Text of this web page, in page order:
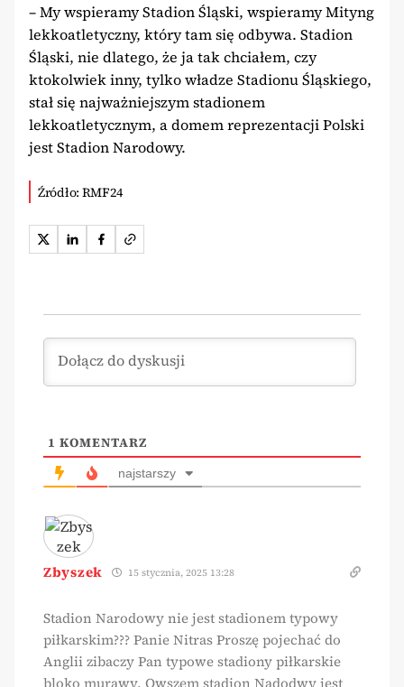
– My wspieramy Stadion Śląski, wspieramy Mityng
lekkoatletyczny, który tam się odbywa. Stadion
Śląski, nie dlatego, że ja tak chciałem, czy
ktokolwiek inny, tylko władze Stadionu Śląskiego,
stał się najważniejszym stadionem
lekkoatletycznym, a domem reprezentacji Polski
jest Stadion Narodowy.
Źródło: RMF24
1 KOMENTARZ
najstarszy
Zbyszek 15 stycznia, 2025 13:28
Stadion Narodowy nie jest stadionem typowy
piłkarskim??? Panie Nitras Proszę pojechać do
Anglii zibaczy Pan typowe stadiony piłkarskie
bloko murawy. Owszem stadion Nadodwy jest